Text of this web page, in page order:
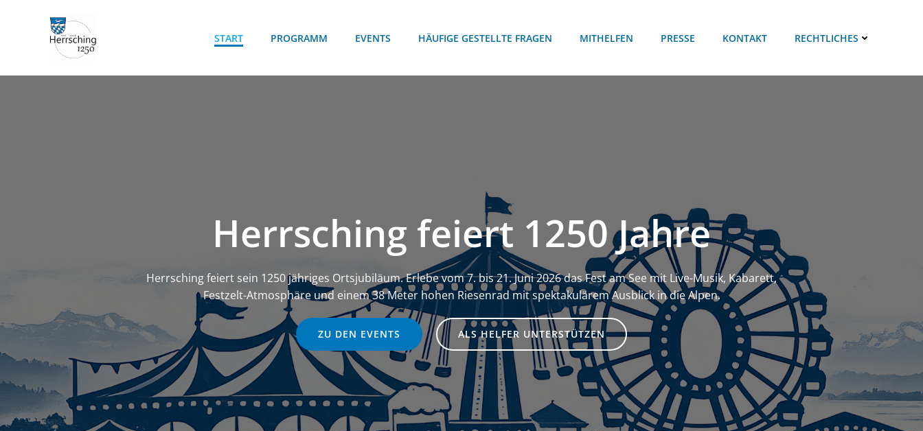
START PROGRAMM EVENTS HÄUFIGE GESTELLTE FRAGEN MITHELFEN PRESSE KONTAKT RECHTLICHES
Herrsching feiert 1250 Jahre
Herrsching feiert sein 1250 jähriges Ortsjubiläum. Erlebe vom 7. bis 21. Juni 2026 das Fest am See mit Live-Musik, Kabarett,
Festzelt-Atmosphäre und einem 38 Meter hohen Riesenrad mit spektakulärem Ausblick in die Alpen.
ZU DEN EVENTS ALS HELFER UNTERSTÜTZEN